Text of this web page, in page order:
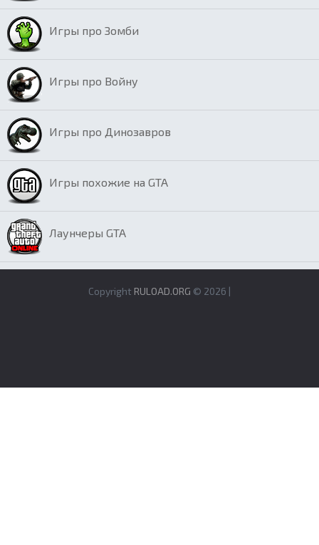
Игры про Зомби
Игры про Войну
Игры про Динозавров
Игры похожие на GTA
Лаунчеры GTA
Copyright RULOAD.ORG © 2026 |